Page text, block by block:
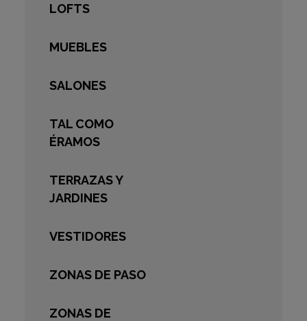
LOFTS
MUEBLES
SALONES
TAL COMO
ÉRAMOS
TERRAZAS Y
JARDINES
VESTIDORES
ZONAS DE PASO
ZONAS DE